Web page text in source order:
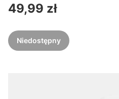
Cena
49,99 zł
Niedostępny